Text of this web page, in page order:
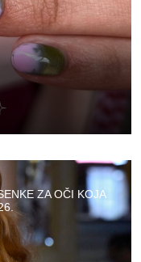
ZA OČI KOJA